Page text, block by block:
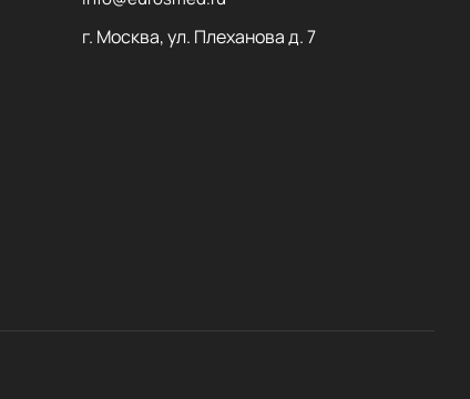
г. Москва, ул. Плеханова д. 7